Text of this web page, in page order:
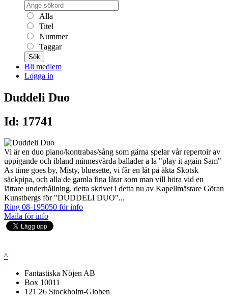
Alla
Titel
Nummer
Taggar
Sök
Bli medlem
Logga in
Duddeli Duo
Id: 17741
Vi är en duo piano/kontrabas/sång som gärna spelar vår repertoir av
uppigande och ibland minnesvärda ballader a la "play it again Sam"
As time goes by, Misty, bluesette, vi får en låt på äkta Skotsk
säckpipa, och alla de gamla fina låtar som man vill höra vid en
lättare underhållning. detta skrivet i detta nu av Kapellmästare Göran
Kunstbergs för "DUDDELI DUO"...
Ring 08-195050 för info
Maila för info
^
Fantastiska Nöjen AB
Box 10011
121 26 Stockholm-Globen